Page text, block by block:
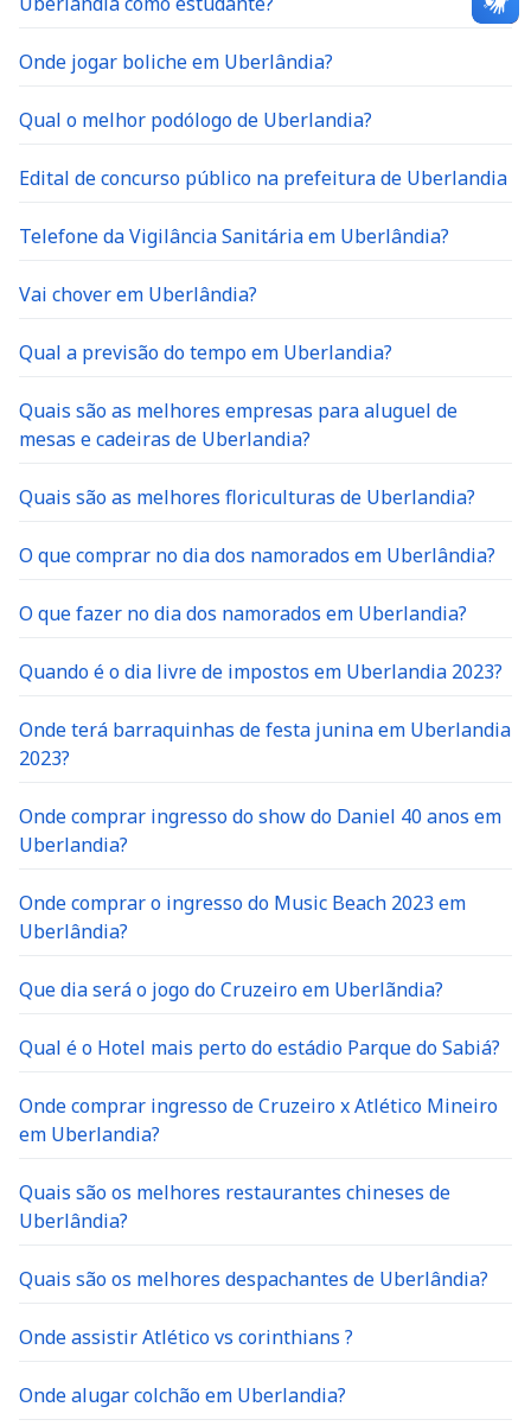
Onde jogar boliche em Uberlândia?
Qual o melhor podólogo de Uberlandia?
Edital de concurso público na prefeitura de Uberlandia
Telefone da Vigilância Sanitária em Uberlândia?
Vai chover em Uberlândia?
Qual a previsão do tempo em Uberlandia?
Quais são as melhores empresas para aluguel de
mesas e cadeiras de Uberlandia?
Quais são as melhores floriculturas de Uberlandia?
O que comprar no dia dos namorados em Uberlândia?
O que fazer no dia dos namorados em Uberlandia?
Quando é o dia livre de impostos em Uberlandia 2023?
Onde terá barraquinhas de festa junina em Uberlandia
2023?
Onde comprar ingresso do show do Daniel 40 anos em
Uberlandia?
Onde comprar o ingresso do Music Beach 2023 em
Uberlândia?
Que dia será o jogo do Cruzeiro em Uberlãndia?
Qual é o Hotel mais perto do estádio Parque do Sabiá?
Onde comprar ingresso de Cruzeiro x Atlético Mineiro
em Uberlandia?
Quais são os melhores restaurantes chineses de
Uberlândia?
Quais são os melhores despachantes de Uberlândia?
Onde assistir Atlético vs corinthians ?
Onde alugar colchão em Uberlandia?